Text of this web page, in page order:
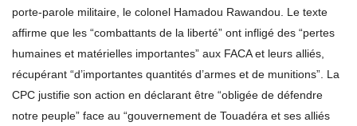
porte-parole militaire, le colonel Hamadou Rawandou. Le texte
affirme que les “combattants de la liberté” ont infligé des “pertes
humaines et matérielles importantes” aux FACA et leurs alliés,
récupérant “d’importantes quantités d’armes et de munitions”. La
CPC justifie son action en déclarant être “obligée de défendre
notre peuple” face au “gouvernement de Touadéra et ses alliés